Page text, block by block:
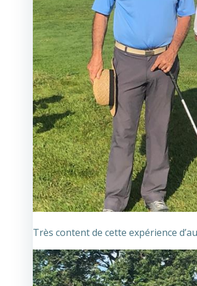
Très content de cette expérience